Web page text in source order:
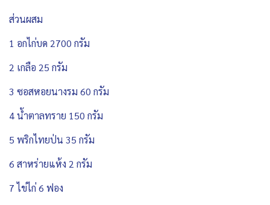
ส่วนผสม
1 อกไก่บด 2700 กรัม
2 เกลือ 25 กรัม
3 ซอสหอยนางรม 60 กรัม
4 น้ำตาลทราย 150 กรัม
5 พริกไทยป่น 35 กรัม
6 สาหร่ายแห้ง 2 กรัม
7 ไข่ไก่ 6 ฟอง